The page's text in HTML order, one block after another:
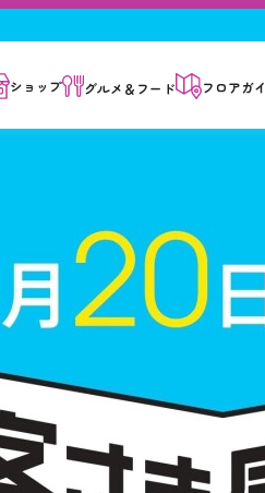
ショップ グルメ＆ フード フロアガ